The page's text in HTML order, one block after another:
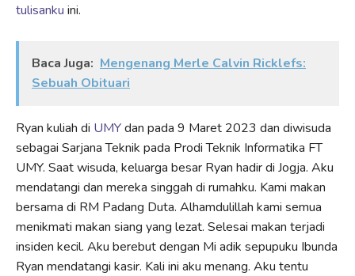
tulisanku ini.
Baca Juga: Mengenang Merle Calvin Ricklefs:
Sebuah Obituari
Ryan kuliah di UMYdan pada 9 Maret 2023 dan diwisuda
sebagai Sarjana Teknik pada Prodi Teknik Informatika FT
UMY. Saat wisuda, keluarga besar Ryan hadir di Jogja. Aku
mendatangi dan mereka singgah di rumahku. Kami makan
bersama di RM Padang Duta. Alhamdulillah kami semua
menikmati makan siang yang lezat. Selesai makan terjadi
insiden kecil. Aku berebut dengan Mi adik sepupuku Ibunda
Ryan mendatangi kasir. Kali ini aku menang. Aku tentu